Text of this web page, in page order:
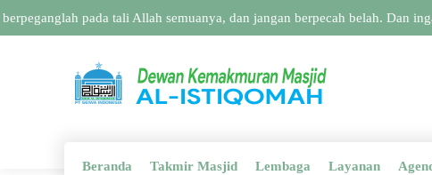
pada tali Allah semuanya, dan jangan berpecah belah. Dan
Beranda Takmir Masjid Lembaga Layanan